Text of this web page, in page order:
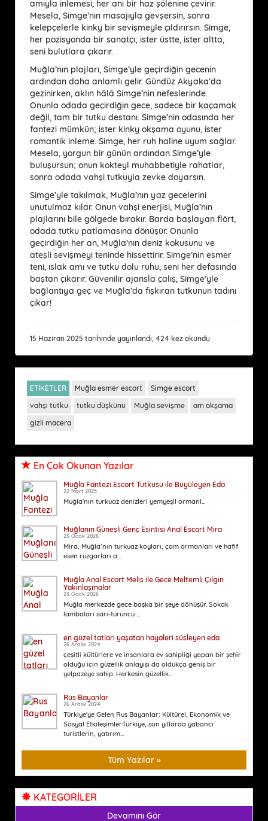
amıyla inlemesi, her anı bir haz şölenine çevirir.
Mesela, Simge’nin masajıyla gevşersin, sonra
kelepçelerle kinky bir sevişmeyle çıldırırsın. Simge,
her pozisyonda bir sanatçı; ister üstte, ister altta,
seni bulutlara çıkarır.
Muğla’nın plajları, Simge’yle geçirdiğin gecenin
ardından daha anlamlı gelir. Gündüz Akyaka’da
gezinirken, aklın hâlâ Simge’nin nefeslerinde.
Onunla odada geçirdiğin gece, sadece bir kaçamak
değil, tam bir tutku destanı. Simge’nin odasında her
fantezi mümkün; ister kinky okşama oyunu, ister
romantik inleme. Simge, her ruh haline uyum sağlar.
Mesela, yorgun bir günün ardından Simge’yle
buluşursun; onun kokteyl muhabbetiyle rahatlar,
sonra odada vahşi tutkuyla zevke doyarsın.
Simge’yle takılmak, Muğla’nın yaz gecelerini
unutulmaz kılar. Onun vahşi enerjisi, Muğla’nın
plajlarını bile gölgede bırakır. Barda başlayan flört,
odada tutku patlamasına dönüşür. Onunla
geçirdiğin her an, Muğla’nın deniz kokusunu ve
ateşli sevişmeyi teninde hissettirir. Simge’nin esmer
teni, ıslak amı ve tutku dolu ruhu, seni her defasında
baştan çıkarır. Güvenilir ajansla çalış, Simge’yle
bağlantıya geç ve Muğla’da fışkıran tutkunun tadını
çıkar!
15 Haziran 2025 tarihinde yayınlandı, 424 kez okundu
ETİKETLER Muğla esmer escort
Simge escort
vahşi tutku
tutku düşkünü Muğla sevişme
am okşama
gizli macera
En Çok Okunan Yazılar
Muğla Fantezi Escort Tutkusu ile Büyüleyen Eda
22 Mart 2025
Muğla'nın turkuaz denizleri yemyeşil ormanl...
Muğlanın Güneşli Genç Esintisi Anal Escort Mira
23 Ocak 2026
Mira, Muğla’nın turkuaz koyları, çam ormanları ve hafif
esen rüzgarları a...
Muğla Anal Escort Melis ile Gece Meltemli Çılgın
Yakınlaşmalar
23 Ocak 2026
Muğla merkezde gece başka bir şeye dönüşür. Sokak
lambaları sarı-turuncu ...
en güzel tatları yaşatan hayaleri süsleyen eda
26 Aralık 2024
çeşitli kültürlere ve insanlara ev sahipliği yapan bir şehir
olduğu için güzellik anlayışı da oldukça geniş bir
yelpazeye sahip. Herkesin güzellik...
Rus Bayanlar
26 Aralık 2024
Türkiye'ye Gelen Rus Bayanlar: Kültürel, Ekonomik ve
Sosyal EtkileşimlerTürkiye, son yıllarda yabancı
turistlerin, yatırım...
Tüm Yazılar »
KATEGORİLER
Devamını Gör